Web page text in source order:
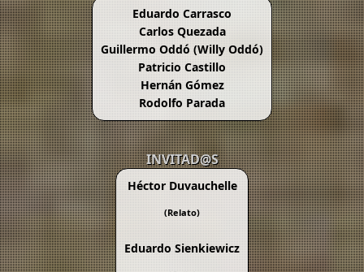
Eduardo Carrasco
Carlos Quezada
Guillermo Oddó (Willy Oddó)
Patricio Castillo
Hernán Gómez
Rodolfo Parada
INVITAD@S
Héctor Duvauchelle
(Relato)
Eduardo Sienkiewicz